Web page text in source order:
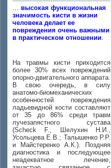
… высокая функциональная
значимость кисти в жизни
человека делает ее
повреждения очень важными
в практическом отношении.
На травмы кисти приходится
более 30% всех повреждений
опорно-двигательного аппарата.
В свою очередь, в силу
анатомо-биомеханических
особенностей повреждения
ладьевидной кости составляют
от 35 до 86% среди травм
лучезапястного сустава
(Scheck F., Шелухин Н.И.,
Усольцева Е.В.; Талышенко Р.Р.
и Майстеренко А.К.). Поздняя
диагностика и последующее
неадекватное лечение,